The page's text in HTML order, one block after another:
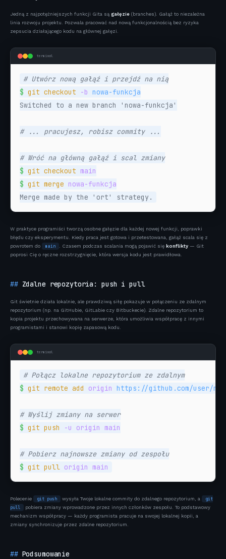
Jedną z najpotężniejszych funkcji Gita są gałęzie (branches). Gałąź to niezależna
linia rozwoju projektu. Pozwala pracować nad nową funkcjonalnością bez ryzyka
zepsucia działającego kodu na głównej gałęzi.
terminal
# Utwórz nową gałąź i przejdź na nią
$ git checkout -b
Switched to a new branch 'nowa-funkcja'
# ... pracujesz, robisz commity ...
# Wróć na główną gałąź i scal zmiany
$ git checkout main
$ git merge nowa-funkcja
Merge made by the 'ort' strategy.
W praktyce programiści tworzą osobne gałęzie dla każdej nowej funkcji, poprawki
błędu czy eksperymentu. Kiedy praca jest gotowa i przetestowana, gałąź scala się z
powrotem do
main . Czasem podczas scalania mogą pojawić się konflikty — Git
poprosi Cię o ręczne rozstrzygnięcie, która wersja kodu jest prawidłowa.
Zdalne repozytoria: push i pull
Git świetnie działa lokalnie, ale prawdziwą siłę pokazuje w połączeniu ze zdalnym
repozytorium (np. na GitHubie, GitLabie czy Bitbuckecie). Zdalne repozytorium to
kopia projektu przechowywana na serwerze, która umożliwia współpracę z innymi
programistami i stanowi kopię zapasową kodu.
terminal
# Połącz lokalne repozytorium ze zdalnym
$ git remote add origin https://github.com/user/
# Wyślij zmiany na serwer
$ git push -u origin main
# Pobierz najnowsze zmiany od zespołu
$ git pull origin main
Polecenie git push wysyła Twoje lokalne commity do zdalnego repozytorium, a
git
pull
pobiera zmiany wprowadzone przez innych członków zespołu. To podstawowy
mechanizm współpracy — każdy programista pracuje na swojej lokalnej kopii, a
zmiany synchronizuje przez zdalne repozytorium.
Podsumowanie